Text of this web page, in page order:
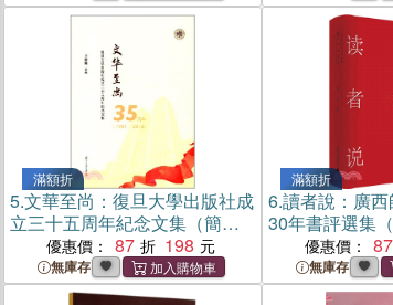
滿額折
5.文華至尚：復旦大學出版社成
立三十五周年紀念文集（簡體
優惠價： 87 198
無庫存
滿額折
6.讀者說：廣
30年書評選集（
優惠價： 87
無庫存